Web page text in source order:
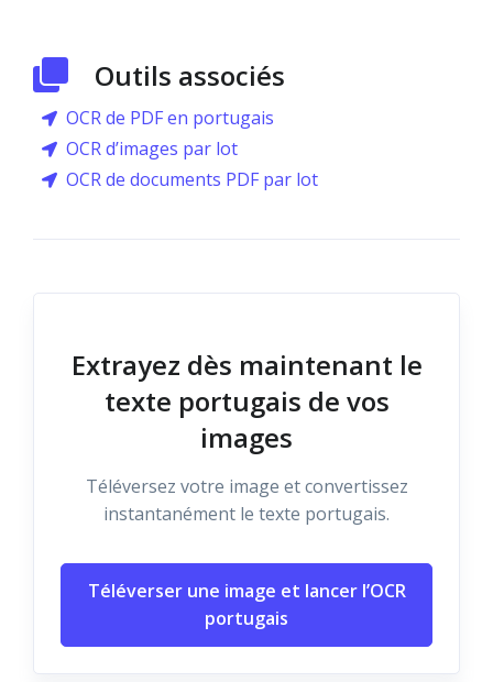
Outils associés
OCR de PDF en portugais
OCR d’images par lot
OCR de documents PDF par lot
Extrayez dès maintenant le
texte portugais de vos
images
Téléversez votre image et convertissez
instantanément le texte portugais.
Téléverser une image et lancer l’OCR
portugais